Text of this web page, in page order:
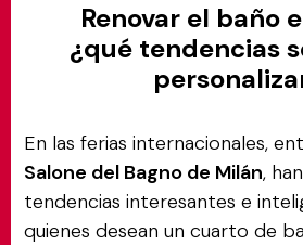
Renovar el baño
¿qué tendencias
En las ferias internacionales,
Salone del Bagno de Milán,
tendencias interesantes e
quienes desean un cuarto de